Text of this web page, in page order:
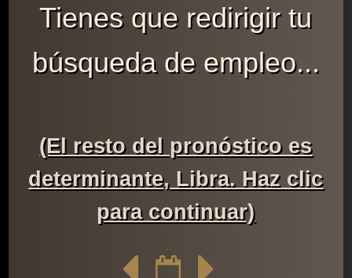
Tienes que redirigir tu
búsqueda de empleo...
(El resto del pronóstico es
determinante, Libra. Haz clic
para continuar)